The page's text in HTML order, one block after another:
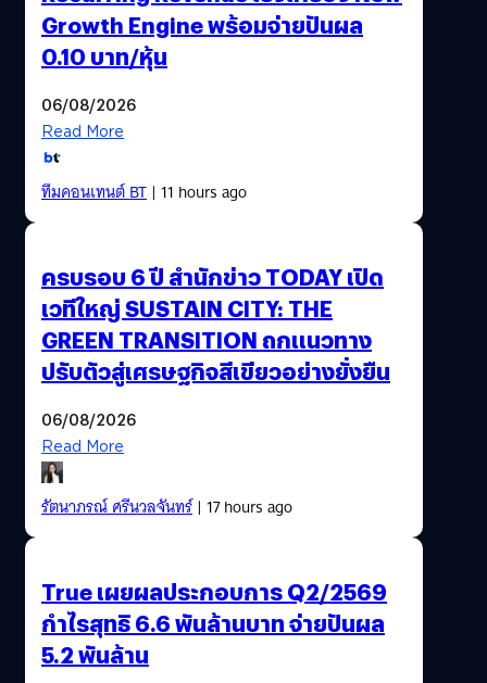
Growth Engine พร้อมจ่ายปันผล
0.10 บาท/หุ้น
06/08/2026
Read More
ทีมคอนเทนต์ BT| 11 hours ago
ครบรอบ 6 ปี สำนักข่าว TODAY เปิด
เวทีใหญ่ SUSTAIN CITY: THE
GREEN TRANSITION ถกแนวทาง
ปรับตัวสู่เศรษฐกิจสีเขียวอย่างยั่งยืน
06/08/2026
Read More
รัตนาภรณ์ ศรีนวลจันทร์| 17 hours ago
True เผยผลประกอบการ Q2/2569
กำไรสุทธิ 6.6 พันล้านบาท จ่ายปันผล
5.2 พันล้าน